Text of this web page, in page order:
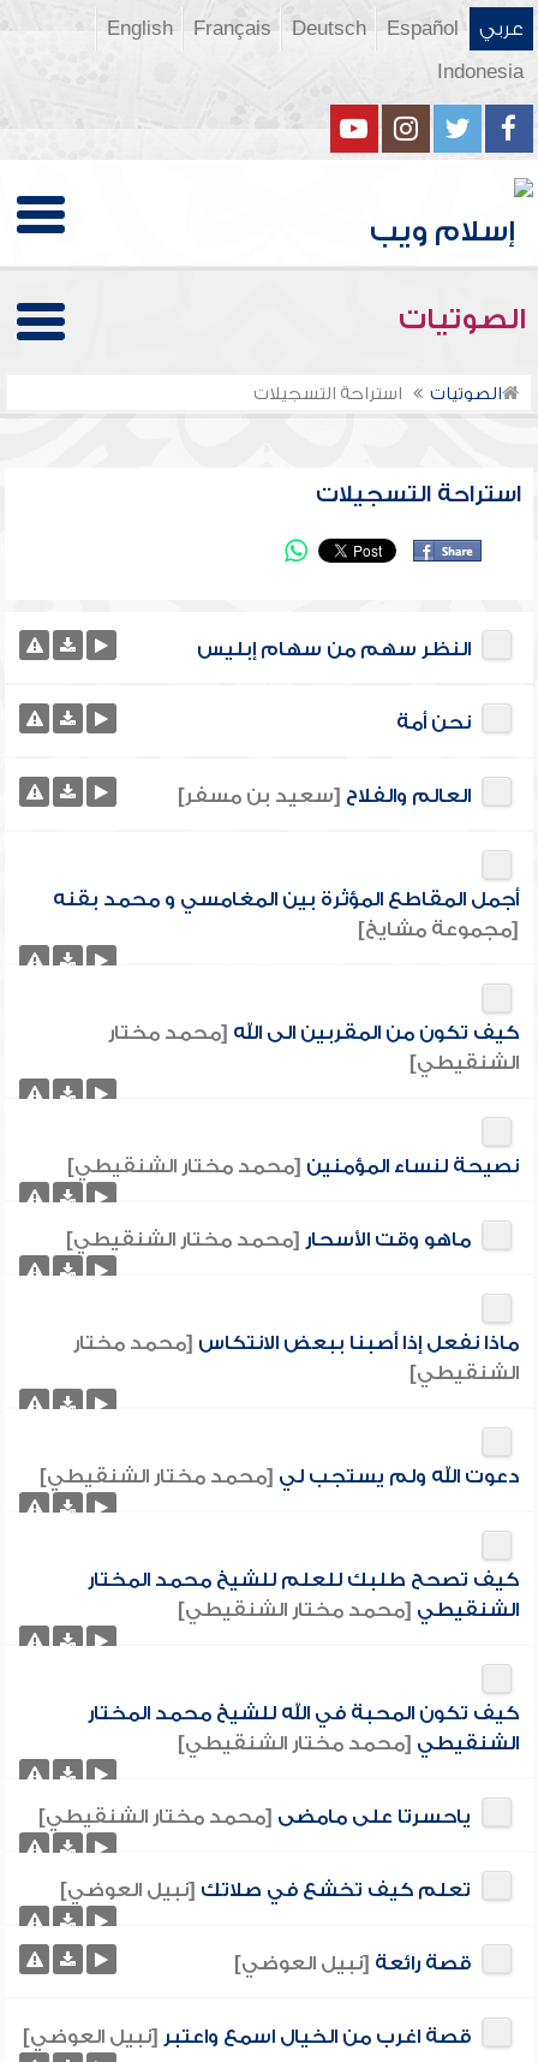
عربي Español
Deutsch
Français
English
Indonesia
الصوتيات
الصوتيات استراحة التسجيلات
استراحة التسجيلات
النظر سهم من سهام إبليس
نحن أمة
العالم والفلاح [سعيد بن مسفر]
أجمل المقاطع المؤثرة بين المغامسي و محمد بقنه
[مجموعة مشايخ]
كيف تكون من المقربين الى الله [محمد مختار
الشنقيطي]
نصيحة لنساء المؤمنين [محمد مختار الشنقيطي]
ماهو وقت الأسحار [محمد مختار الشنقيطي]
ماذا نفعل إذا أصبنا ببعض الانتكاس [محمد مختار
الشنقيطي]
دعوت الله ولم يستجب لي [محمد مختار الشنقيطي]
كيف تصحح طلبك للعلم للشيخ محمد المختار
الشنقيطي [محمد مختار الشنقيطي]
كيف تكون المحبة في الله للشيخ محمد المختار
الشنقيطي [محمد مختار الشنقيطي]
ياحسرتا على مامضى [محمد مختار الشنقيطي]
تعلم كيف تخشع في صلاتك [نبيل العوضي]
قصة رائعة [نبيل العوضي]
قصة اغرب من الخيال اسمع واعتبر [نبيل العوضي]